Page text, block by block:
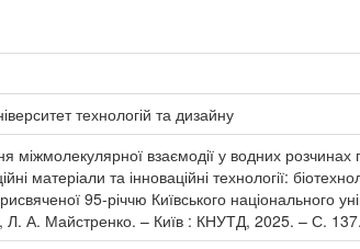
технологій та дизайну
міжмолекулярної взаємодії у водних
матеріали та інноваційні технології:
95-річчю Київського національного
А. Майстренко. – Київ : КНУТД, 2025. – С. 137.